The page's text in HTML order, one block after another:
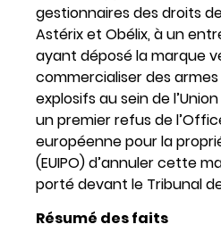
gestionnaires des droits
Astérix et Obélix, à un
ayant déposé la marque
commercialiser des
explosifs au sein de
un premier refus de
européenne pour la
(EUIPO) d’annuler cette
porté devant le Tribunal
Résumé des faits